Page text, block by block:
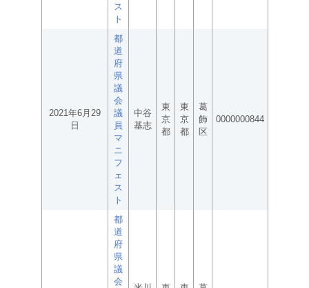
ス
ト
2021年6月29
日
都
道
府
県
議
会
議
員
マ
ニ
フ
ェ
ス
ト
中谷
基志
東
京
都
東
京
都
葛
飾
区
0000000844
都
道
府
県
議
会